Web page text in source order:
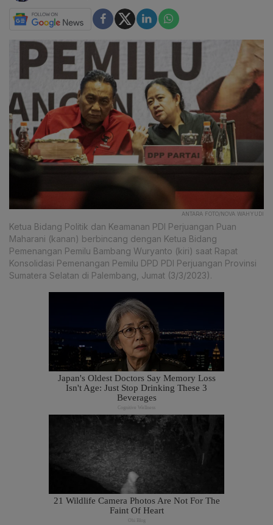
ANTARA FOTO/NOVA WAHYUDI
Ketua Bidang Politik dan Keamanan PDI Perjuangan Puan
Maharani (kanan) berbincang dengan Ketua Bidang
Pemenangan Pemilu Bambang Wuryanto (kiri) saat Rapat
Konsolidasi Pemenangan Pemilu DPD PDI Perjuangan Provinsi
Sumatera Selatan di Palembang, Jumat (3/3/2023).